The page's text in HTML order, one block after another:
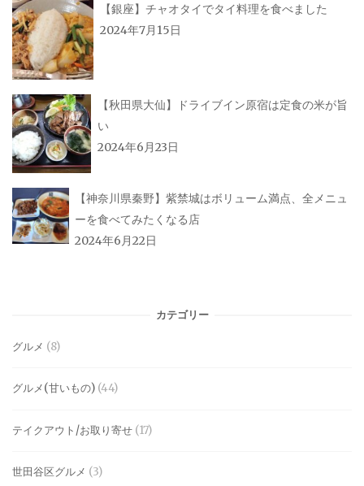
【銀座】チャオタイでタイ料理を食べました
2024年7月15日
【秋田県大仙】ドライブイン原宿は定食の米が旨
い
2024年6月23日
【神奈川県秦野】紫禁城はボリューム満点、全メニュ
ーを食べてみたくなる店
2024年6月22日
カテゴリー
グルメ (8)
グルメ(甘いもの) (44)
テイクアウト/お取り寄せ (17)
世田谷区グルメ (3)